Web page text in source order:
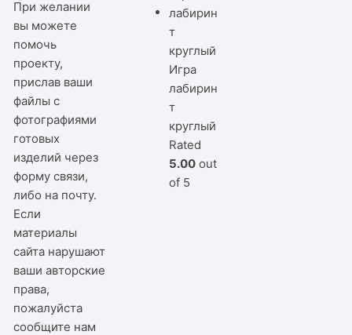
При желании
вы можете
помочь
проекту,
прислав ваши
файлы с
фотографиями
готовых
изделий через
форму связи,
либо на почту.
Если
материалы
сайта нарушают
ваши авторские
права,
пожалуйста
сообщите нам
Игра
лабирин
т
круглый
Rated
5.00 out
of 5